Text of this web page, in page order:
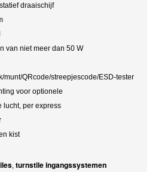
draaischijf
van niet meer dan 50 W
munt/QRcode/streepjescode/ESD-tester
voor optionele
lucht, per express
kist
, turnstile ingangssystemen